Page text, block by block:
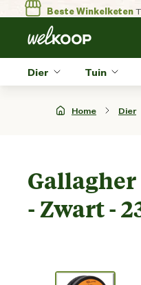
Beste Winkelketen
Dier Tuin
Home Dier
Gallagher
- Zwart -